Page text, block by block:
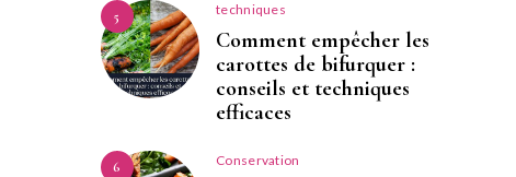
5 techniques
Comment empêcher les
carottes de bifurquer :
conseils et techniques
efficaces
6 Conservation